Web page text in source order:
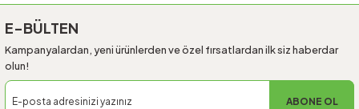
E-BÜLTEN
Kampanyalardan, yeni ürünlerden ve özel fırsatlardan ilk siz haberdar
olun!
ABONE OL